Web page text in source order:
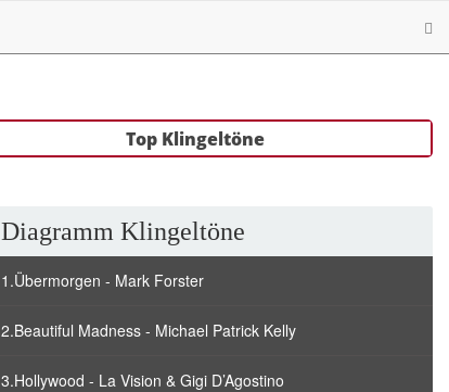
Top Klingeltöne
Diagramm Klingeltöne
1.Übermorgen - Mark Forster
2.Beautiful Madness - Michael Patrick Kelly
3.Hollywood - La Vision & Gigi D’Agostino